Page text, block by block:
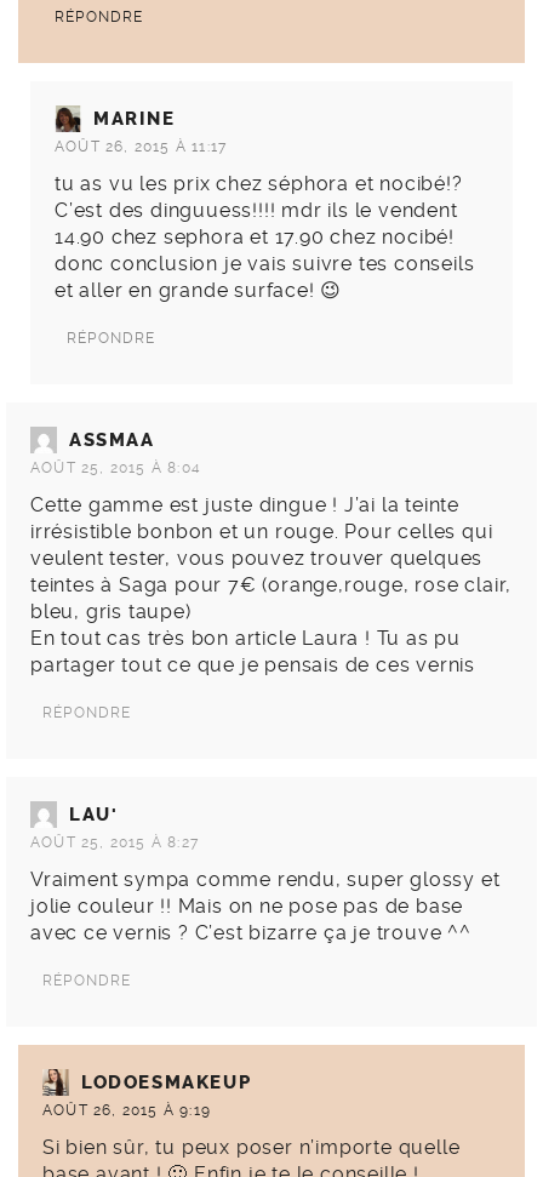
RÉPONDRE
MARINE
AOÛT 26, 2015 À 11:17
tu as vu les prix chez séphora et nocibé!?
C’est des dinguuess!!!! mdr ils le vendent
14.90 chez sephora et 17.90 chez nocibé!
donc conclusion je vais suivre tes conseils
et aller en grande surface! 😉
RÉPONDRE
ASSMAA
AOÛT 25, 2015 À 8:04
Cette gamme est juste dingue ! J’ai la teinte
irrésistible bonbon et un rouge. Pour celles qui
veulent tester, vous pouvez trouver quelques
teintes à Saga pour 7€ (orange,rouge, rose clair,
bleu, gris taupe)
En tout cas très bon article Laura ! Tu as pu
partager tout ce que je pensais de ces vernis
RÉPONDRE
LAU'
AOÛT 25, 2015 À 8:27
Vraiment sympa comme rendu, super glossy et
jolie couleur !! Mais on ne pose pas de base
avec ce vernis ? C’est bizarre ça je trouve ^^
RÉPONDRE
LODOESMAKEUP
AOÛT 26, 2015 À 9:19
Si bien sûr, tu peux poser n’importe quelle